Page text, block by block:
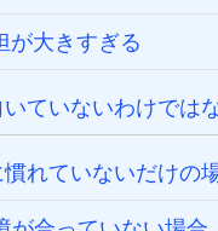
が大きすぎる
ていないわけでは
れていないだけの